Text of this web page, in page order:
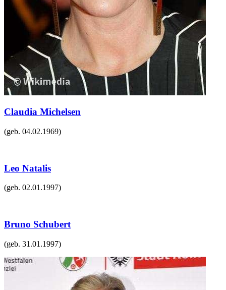
Claudia Michelsen
(geb. 04.02.1969)
Leo Natalis
(geb. 02.01.1997)
Bruno Schubert
(geb. 31.01.1997)